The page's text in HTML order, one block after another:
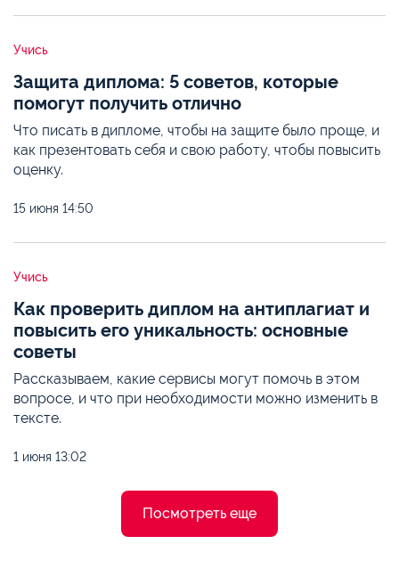
Учись
Защита диплома: 5 советов, которые
помогут получить отлично
Что писать в дипломе, чтобы на защите было проще, и
как презентовать себя и свою работу, чтобы повысить
оценку.
15 июня 14:50
Учись
Как проверить диплом на антиплагиат и
повысить его уникальность: основные
советы
Рассказываем, какие сервисы могут помочь в этом
вопросе, и что при необходимости можно изменить в
тексте.
1 июня 13:02
Посмотреть еще